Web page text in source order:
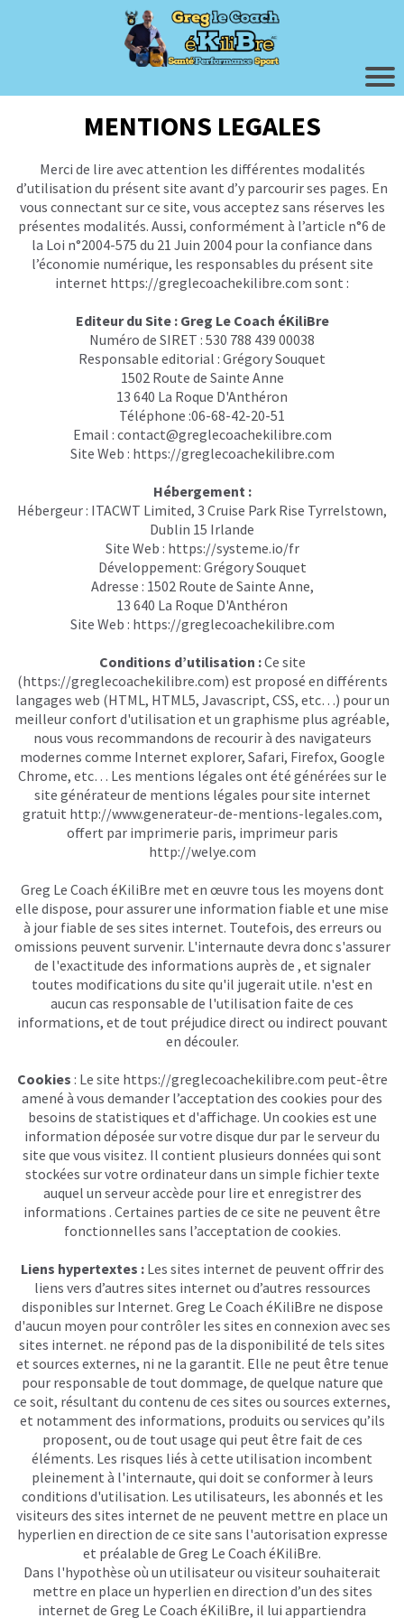
MENTIONS LEGALES
Merci de lire avec attention les différentes modalités
d’utilisation du présent site avant d’y parcourir ses pages. En
vous connectant sur ce site, vous acceptez sans réserves les
présentes modalités. Aussi, conformément à l’article n°6 de
la Loi n°2004-575 du 21 Juin 2004 pour la confiance dans
l’économie numérique, les responsables du présent site
internet https://greglecoachekilibre.com sont :
Editeur du Site : Greg Le Coach éKiliBre
Numéro de SIRET : 530 788 439 00038
Responsable editorial : Grégory Souquet
1502 Route de Sainte Anne
13 640 La Roque D'Anthéron
Téléphone :06-68-42-20-51
Email : contact@greglecoachekilibre.com
Site Web : https://greglecoachekilibre.com
Hébergement :
Hébergeur : ITACWT Limited, 3 Cruise Park Rise Tyrrelstown,
Dublin 15 Irlande
Site Web : https://systeme.io/fr
Développement: Grégory Souquet
Adresse : 1502 Route de Sainte Anne,
13 640 La Roque D'Anthéron
Site Web : https://greglecoachekilibre.com
Conditions d’utilisation :Ce site
(https://greglecoachekilibre.com) est proposé en différents
langages web (HTML, HTML5, Javascript, CSS, etc…) pour un
meilleur confort d'utilisation et un graphisme plus agréable,
nous vous recommandons de recourir à des navigateurs
modernes comme Internet explorer, Safari, Firefox, Google
Chrome, etc… Les mentions légales ont été générées sur le
site générateur de mentions légales pour site internet
gratuit http://www.generateur-de-mentions-legales.com,
offert par imprimerie paris, imprimeur paris
http://welye.com
Greg Le Coach éKiliBre met en œuvre tous les moyens dont
elle dispose, pour assurer une information fiable et une mise
à jour fiable de ses sites internet. Toutefois, des erreurs ou
omissions peuvent survenir. L'internaute devra donc s'assurer
de l'exactitude des informations auprès de , et signaler
toutes modifications du site qu'il jugerait utile. n'est en
aucun cas responsable de l'utilisation faite de ces
informations, et de tout préjudice direct ou indirect pouvant
en découler.
Cookies : Le site https://greglecoachekilibre.com peut-être
amené à vous demander l’acceptation des cookies pour des
besoins de statistiques et d'affichage. Un cookies est une
information déposée sur votre disque dur par le serveur du
site que vous visitez. Il contient plusieurs données qui sont
stockées sur votre ordinateur dans un simple fichier texte
auquel un serveur accède pour lire et enregistrer des
informations . Certaines parties de ce site ne peuvent être
fonctionnelles sans l’acceptation de cookies.
Liens hypertextes :Les sites internet de peuvent offrir des
liens vers d’autres sites internet ou d’autres ressources
disponibles sur Internet. Greg Le Coach éKiliBre ne dispose
d'aucun moyen pour contrôler les sites en connexion avec ses
sites internet. ne répond pas de la disponibilité de tels sites
et sources externes, ni ne la garantit. Elle ne peut être tenue
pour responsable de tout dommage, de quelque nature que
ce soit, résultant du contenu de ces sites ou sources externes,
et notamment des informations, produits ou services qu’ils
proposent, ou de tout usage qui peut être fait de ces
éléments. Les risques liés à cette utilisation incombent
pleinement à l'internaute, qui doit se conformer à leurs
conditions d'utilisation. Les utilisateurs, les abonnés et les
visiteurs des sites internet de ne peuvent mettre en place un
hyperlien en direction de ce site sans l'autorisation expresse
et préalable de Greg Le Coach éKiliBre.
Dans l'hypothèse où un utilisateur ou visiteur souhaiterait
mettre en place un hyperlien en direction d’un des sites
internet de Greg Le Coach éKiliBre, il lui appartiendra